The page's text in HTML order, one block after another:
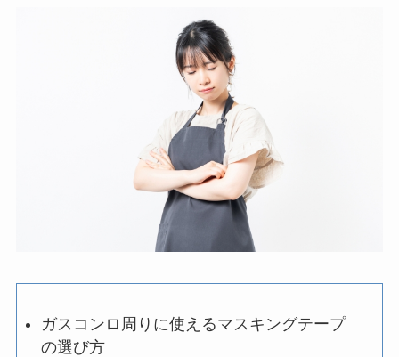
ガスコンロ周りに使えるマスキングテープ
の選び方